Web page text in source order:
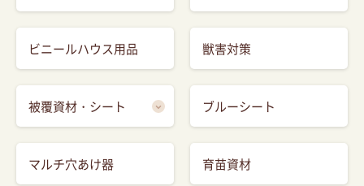
ビニールハウス用品 獣害対策
被覆資材・シート ブルーシート
マルチ穴あけ器 育苗資材